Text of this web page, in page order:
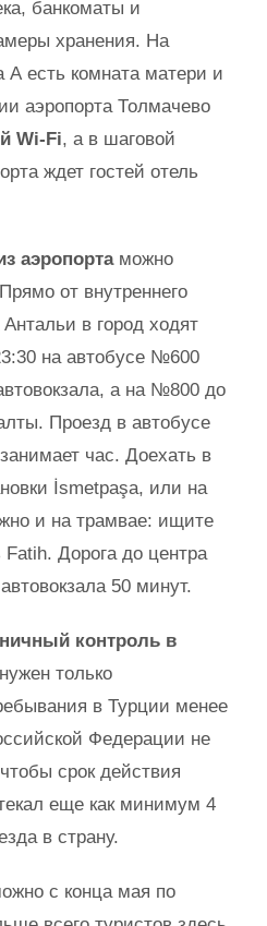
банкоматы и
хранения. На
А есть комната матери и
аэропорта Толмачево
Wi-Fi, а в шаговой
ждет гостей отель
аэропортаможно
от внутреннего
в город ходят
на автобусе №600
а на №800 до
Проезд в автобусе
час. Доехать в
İsmetpaşa, или на
и на трамвае: ищите
Дорога до центра
50 минут.
контроль в
только
в Турции менее
Федерации не
срок действия
еще как минимум 4
в страну.
с конца мая по